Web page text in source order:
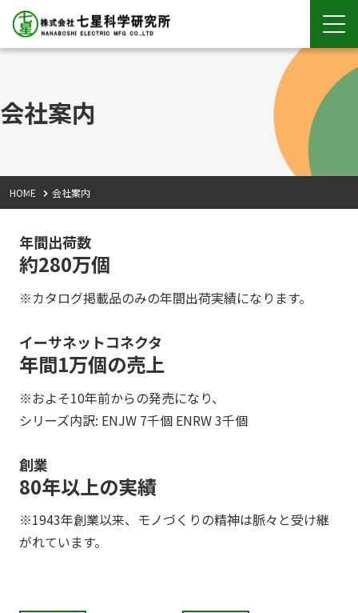
会社案内
HOME 会社案内
年間出荷数
約280万個
※カタログ掲載品のみの年間出荷実績になります。
イーサネットコネクタ
年間1万個の売上
※およそ10年前からの発売になり、
シリーズ内訳: ENJW 7千個 ENRW 3千個
創業
80年以上の実績
※1943年創業以来、モノづくりの精神は脈々と受け継
がれています。